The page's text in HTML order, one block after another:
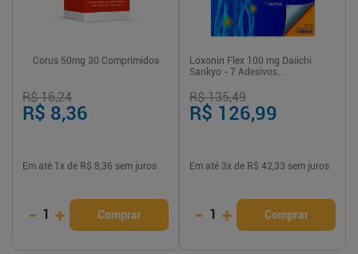
Corus 50mg 30 Comprimidos
R$ 16,24
R$ 8,36
Em até 1 x de R$ 8,36 sem juros
- 1 + Comprar
Loxonin Flex 100 mg Daiichi
Sankyo - 7 Adesivos
R$ 135,49
R$ 126,99
Em até 3x de R$ 42,33 sem juros
- 1 + Comprar